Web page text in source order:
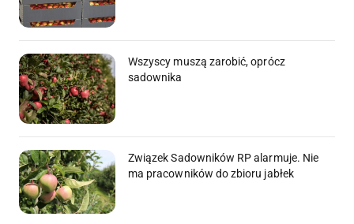
Wszyscy muszą zarobić, oprócz
sadownika
Związek Sadowników RP alarmuje. Nie
ma pracowników do zbioru jabłek